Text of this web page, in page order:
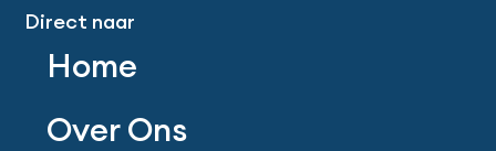
Direct naar
Home
Over Ons